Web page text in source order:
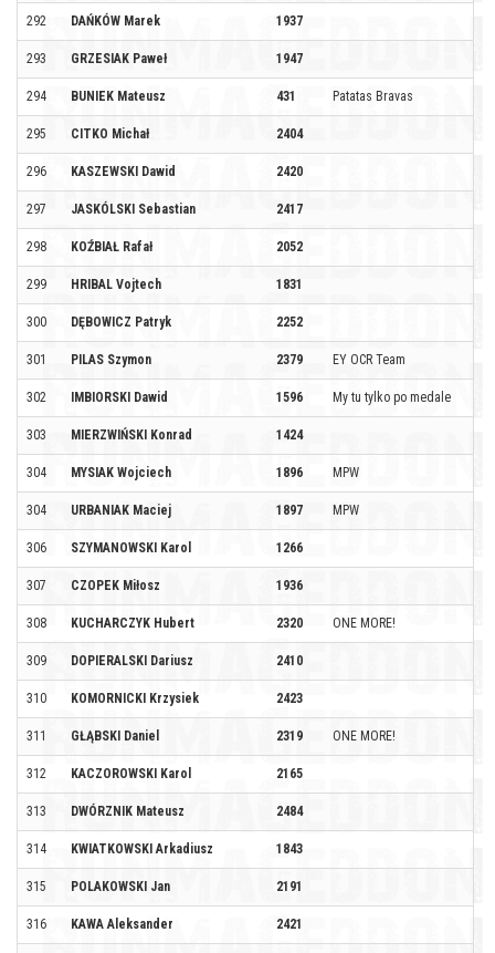
292 DAŃKÓW Marek 1937
293 GRZESIAK Paweł 1947
294 BUNIEK Mateusz 431 Patatas Bravas
295 CITKO Michał 2404
296 KASZEWSKI Dawid 2420
297 JASKÓLSKI Sebastian 2417
298 KOŹBIAŁ Rafał 2052
299 HRIBAL Vojtech 1831
300 DĘBOWICZ Patryk 2252
301 PILAS Szymon 2379 EY OCR Team
302 IMBIORSKI Dawid 1596 My tu tylko po medale
303 MIERZWIŃSKI Konrad 1424
304 MYSIAK Wojciech 1896 MPW
304 URBANIAK Maciej 1897 MPW
306 SZYMANOWSKI Karol 1266
307 CZOPEK Miłosz 1936
308 KUCHARCZYK Hubert 2320 ONE MORE!
309 DOPIERALSKI Dariusz 2410
310 KOMORNICKI Krzysiek 2423
311 GŁĄBSKI Daniel 2319 ONE MORE!
312 KACZOROWSKI Karol 2165
313 DWÓRZNIK Mateusz 2484
314 KWIATKOWSKI Arkadiusz 1843
315 POLAKOWSKI Jan 2191
316 KAWA Aleksander 2421